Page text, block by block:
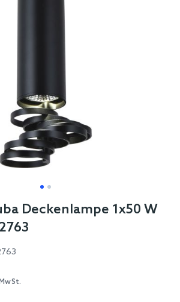
Deckenlampe 1x50 W